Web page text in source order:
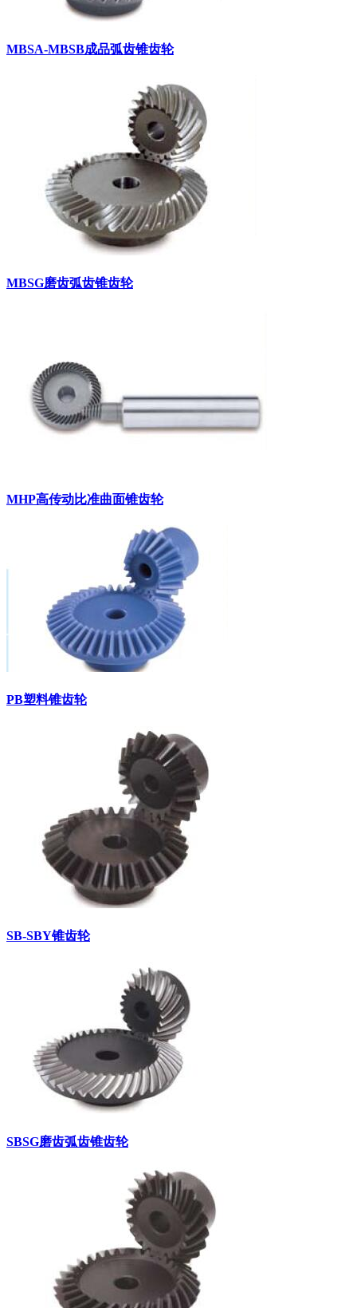
MBSA-MBSB成品弧齿锥齿轮
MBSG磨齿弧齿锥齿轮
MHP高传动比准曲面锥齿轮
PB塑料锥齿轮
SB-SBY锥齿轮
SBSG磨齿弧齿锥齿轮